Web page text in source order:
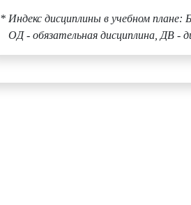
* Индекс дисциплины в учебном плане:
ОД - обязательная дисциплина, ДВ -